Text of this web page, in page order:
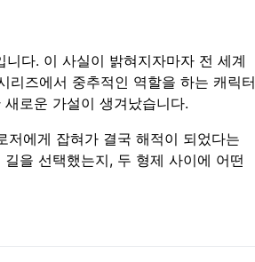
다. 이 사실이 밝혀지자마자 전 세계
리즈에서 중추적인 역할을 하는 캐릭터
로운 가설이 생겨났습니다.
저에게 잡혀가 결국 해적이 되었다는
을 선택했는지, 두 형제 사이에 어떤